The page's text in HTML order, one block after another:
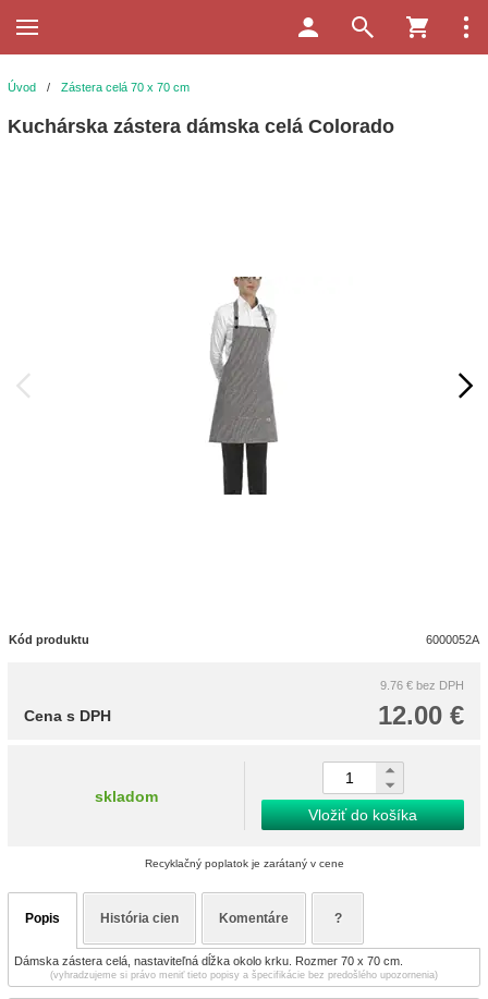
Úvod / Zástera celá 70 x 70 cm
Kuchárska zástera dámska celá Colorado
Kód produktu 6000052A
9.76 € bez DPH
12.00 €
Cena s DPH
skladom
Vložiť do košíka
Recyklačný poplatok je zarátaný v cene
Popis História cien Komentáre ?
Dámska zástera celá, nastaviteľná dĺžka okolo krku. Rozmer 70 x 70 cm.
(vyhradzujeme si právo meniť tieto popisy a špecifikácie bez predošlého upozornenia)